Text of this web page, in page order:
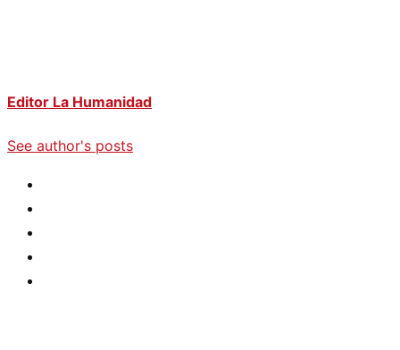
Editor La Humanidad
See author's posts